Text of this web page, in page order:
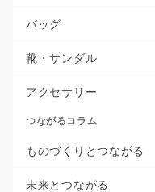
バッグ
靴・サンダル
アクセサリー
つながるコラム
ものづくりとつながる
未来とつながる